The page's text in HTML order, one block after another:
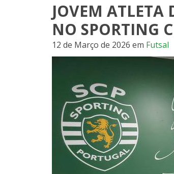
JOVEM ATLETA
NO SPORTING
12 de Março de 2026 em Futsal